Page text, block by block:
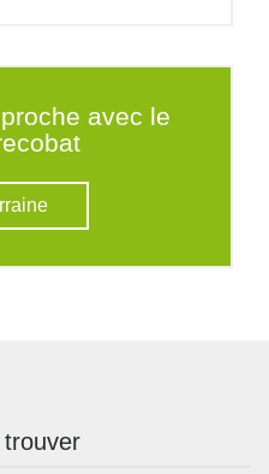
avec le
trouver